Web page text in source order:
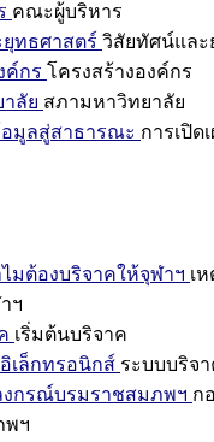
คณะผู้บริหาร
ทธศาสตร์ วิสัยทัศน์และ
ค์กร โครงสร้างองค์กร
ลัย สภามหาวิทยาลัย
อมูลสู่สาธารณะ การเปิด
มต้องบริจาคให้จุฬาฯ เ
ฯ
เริ่มต้นบริจาค
เล็กทรอนิกส์ ระบบบริจ
งกรณ์บรมราชสมภพฯ ก
พฯ